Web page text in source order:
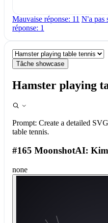
Mauvaise réponse: 11 N'a pas
réponse: 1
Tâche showcase
Hamster playing
Prompt: Create a detailed
table tennis.
#165 MoonshotAI:
none